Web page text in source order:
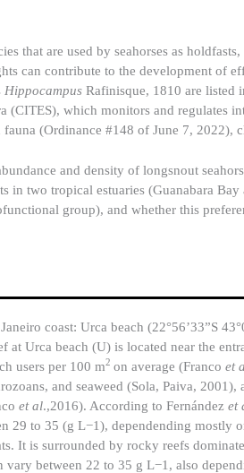
that are used by seahorses as
can contribute to the development of
Hippocampus Rafinisque, 1810 are listed
which monitors and regulates
(Ordinance #148 of June 7, 2022),
and density of longsnout
two tropical estuaries (Guanabara Bay
group), and whether this
coast: Urca beach (22°56’33”S
at Urca beach (U) is located near the
users per 100 m2 on average (Franco et
and seaweed (Sola, Paiva,
et al.,2016). According to Fernández et
29 to 35 (g L−1), dependending mostly
It is surrounded by rocky reefs
vary between 22 to 35 g L−1, also